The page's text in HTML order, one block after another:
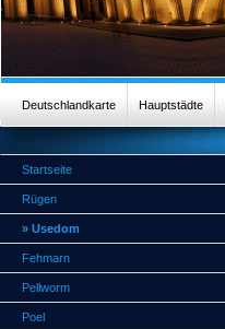
Deutschlandkarte Hauptstädte
Startseite
Rügen
» Usedom
Fehmarn
Pellworm
Poel